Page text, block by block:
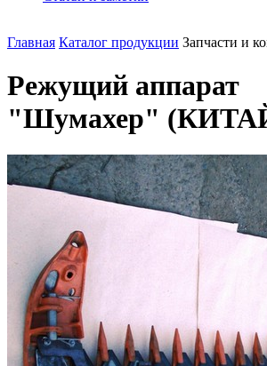
Главная Каталог продукции Запчасти и
Режущий аппарат
"Шумахер"